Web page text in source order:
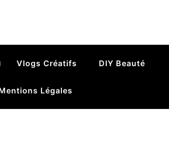
Vlogs Créatifs DIY Beauté
Légales